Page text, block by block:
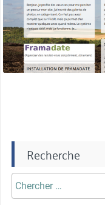
Recherche
Chercher
aprè: